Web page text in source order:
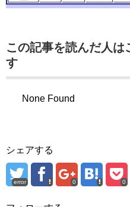
この記事を読んだ人は
す
None Found
シェアする
error 0 0